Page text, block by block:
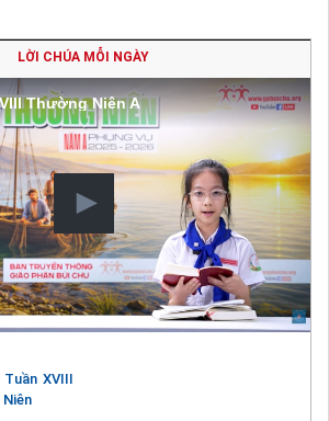
LỜI CHÚA MỖI NGÀY
Thường Niên A
XVIII